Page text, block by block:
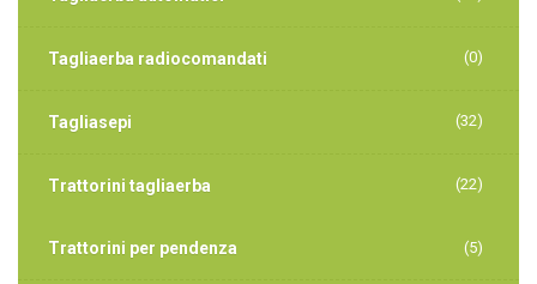
Tagliaerba radiocomandati (0)
Tagliasepi (32)
Trattorini tagliaerba (22)
Trattorini per pendenza (5)